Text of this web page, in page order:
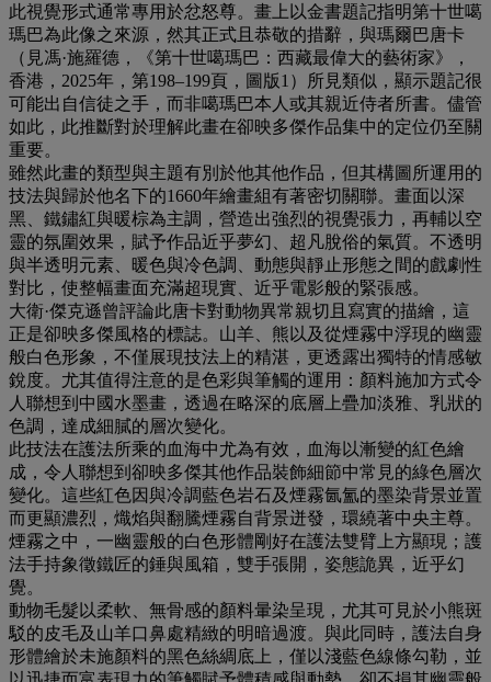
此視覺形式通常專用於忿怒尊。畫上以金書題記指明第十世噶
瑪巴為此像之來源，然其正式且恭敬的措辭，與瑪爾巴唐卡
（見馮·施羅德，《第十世噶瑪巴：西藏最偉大的藝術家》，
香港，2025年，第198–199頁，圖版1）所見類似，顯示題記很
可能出自信徒之手，而非噶瑪巴本人或其親近侍者所書。儘管
如此，此推斷對於理解此畫在卻映多傑作品集中的定位仍至關
重要。
雖然此畫的類型與主題有別於他其他作品，但其構圖所運用的
技法與歸於他名下的1660年繪畫組有著密切關聯。畫面以深
黑、鐵鏽紅與暖棕為主調，營造出強烈的視覺張力，再輔以空
靈的氛圍效果，賦予作品近乎夢幻、超凡脫俗的氣質。不透明
與半透明元素、暖色與冷色調、動態與靜止形態之間的戲劇性
對比，使整幅畫面充滿超現實、近乎電影般的緊張感。
大衛·傑克遜曾評論此唐卡對動物異常親切且寫實的描繪，這
正是卻映多傑風格的標誌。山羊、熊以及從煙霧中浮現的幽靈
般白色形象，不僅展現技法上的精湛，更透露出獨特的情感敏
銳度。尤其值得注意的是色彩與筆觸的運用：顏料施加方式令
人聯想到中國水墨畫，透過在略深的底層上疊加淡雅、乳狀的
色調，達成細膩的層次變化。
此技法在護法所乘的血海中尤為有效，血海以漸變的紅色繪
成，令人聯想到卻映多傑其他作品裝飾細節中常見的綠色層次
變化。這些紅色因與冷調藍色岩石及煙霧氤氳的墨染背景並置
而更顯濃烈，熾焰與翻騰煙霧自背景迸發，環繞著中央主尊。
煙霧之中，一幽靈般的白色形體剛好在護法雙臂上方顯現；護
法手持象徵鐵匠的錘與風箱，雙手張開，姿態詭異，近乎幻
覺。
動物毛髮以柔軟、無骨感的顏料暈染呈現，尤其可見於小熊斑
駁的皮毛及山羊口鼻處精緻的明暗過渡。與此同時，護法自身
形體繪於未施顏料的黑色絲綢底上，僅以淺藍色線條勾勒，並